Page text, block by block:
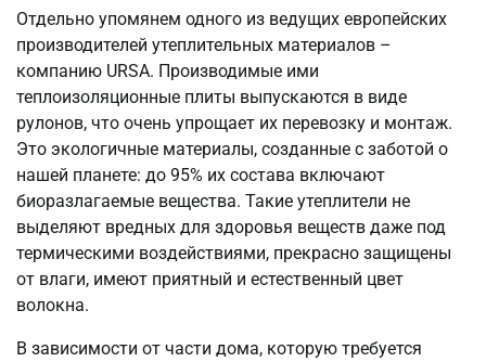
Отдельно упомянем одного из ведущих европейских
производителей утеплительных материалов –
компанию URSA. Производимые ими
теплоизоляционные плиты выпускаются в виде
рулонов, что очень упрощает их перевозку и монтаж.
Это экологичные материалы, созданные с заботой о
нашей планете: до 95% их состава включают
биоразлагаемые вещества. Такие утеплители не
выделяют вредных для здоровья веществ даже под
термическими воздействиями, прекрасно защищены
от влаги, имеют приятный и естественный цвет
волокна.
В зависимости от части дома, которую требуется